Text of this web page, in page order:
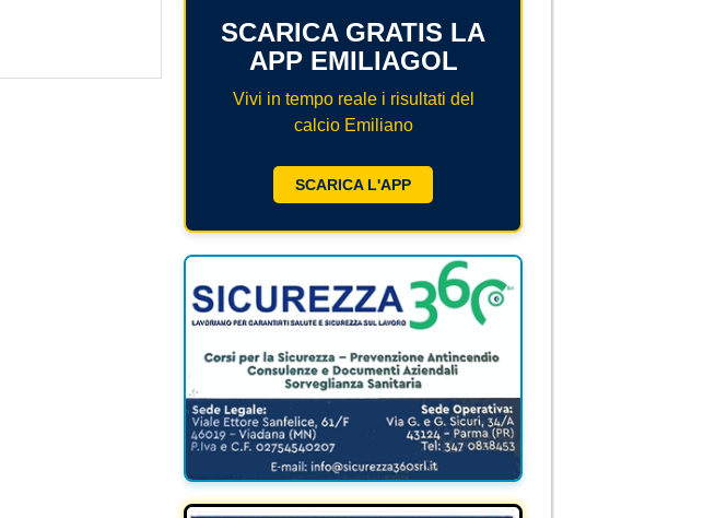
SCARICA GRATIS LA
APP EMILIAGOL
Vivi in tempo reale i risultati del
calcio Emiliano
SCARICA L'APP